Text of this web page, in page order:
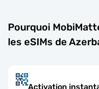
Pourquoi
les eSIMs de
Activation